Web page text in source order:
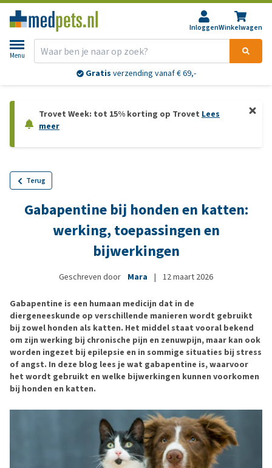
InloggenWinkelwagen
Menu
Gratis verzending vanaf € 69,-
Trovet Week: tot 15% korting op Trovet Lees
meer
Terug
Gabapentine bij honden en katten:
werking, toepassingen en
bijwerkingen
Geschreven door Mara | 12 maart 2026
Gabapentine is een humaan medicijn dat in de
diergeneeskunde op verschillende manieren wordt gebruikt
bij zowel honden als katten. Het middel staat vooral bekend
om zijn werking bij chronische pijn en zenuwpijn, maar kan ook
worden ingezet bij epilepsie en in sommige situaties bij stress
of angst. In deze blog lees je wat gabapentine is, waarvoor
het wordt gebruikt en welke bijwerkingen kunnen voorkomen
bij honden en katten.